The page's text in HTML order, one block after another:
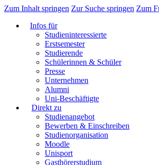
Zum Inhalt springen Zur Suche springen Zum
Infos für
Studieninteressierte
Erstsemester
Studierende
Schülerinnen & Schüler
Presse
Unternehmen
Alumni
Uni-Beschäftigte
Direkt zu
Studienangebot
Bewerben & Einschreiben
Studienorganisation
Moodle
Unisport
Gasthörerstudium